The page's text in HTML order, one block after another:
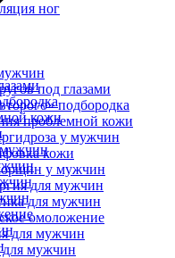
кожи
мужчин
ног
под глазами
подбородка
проблемной кожи
у мужчин
кожи
у мужчин
для мужчин
для мужчин
омоложение
для мужчин
для мужчин